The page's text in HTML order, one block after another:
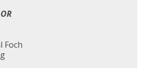
Foch